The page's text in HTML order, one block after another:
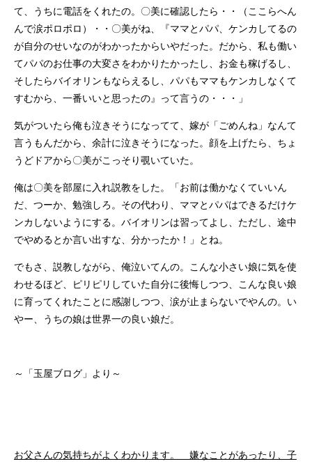
て、うちに電話をくれたの。〇美に確認したら・・（ここらへん
んで涙ポロポロ）・・〇美がね、『ママとパパ、ケンカしてるの
が自分のせいなのがわかったからいやだった。だから、私も働い
てパパのお仕事の大変さをわかりたかったし、お金も稼げるし、
そしたらバイオリンもならえるし、パパもママもケンカしなくて
すむから、一番いいと思ったの』って言うの・・・」
気がついたら俺も泣きそうになってて、嫁が「ごめんね」なんて
言うもんだから、余計に泣きそうになった。顔を上げたら、ちょ
うどドアから〇美がこっそり覗いていた。
俺は〇美を部屋に入れ説教をした。「お前は働かなくていいん
だ、つーか、勉強しろ。その代わり、ママとパパはできるだけケ
ンカしないようにする。バイオリンは習ってよし、ただし、途中
でやめるとか言い出すな、分かったか！」とね。
でもさ、説教しながら、俺泣いてんの。こんな小さい娘に気を使
わせるほど、ピリピリしていた自分に後悔しつつ、こんな良い娘
に育ってくれたことに感謝しつつ、涙が止まらないでやんの。い
やー、うちの娘は世界一の良い娘だ。
～「玉屋ブログ」より～
お父さんの気持ちがよくわかります。 嫌なことがあったり、子